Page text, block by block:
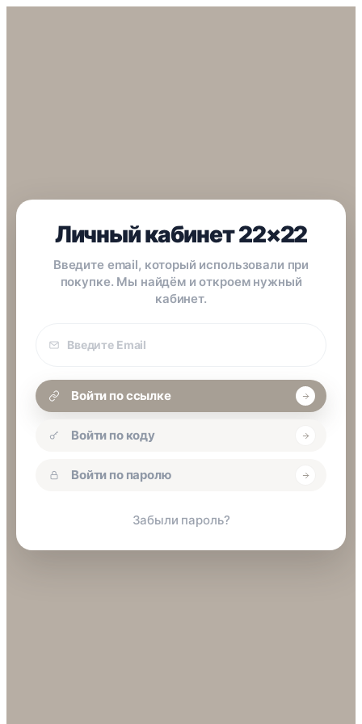
Личный кабинет 22×22
Введите email, который использовали при
покупке. Мы найдём и откроем нужный
кабинет.
покупки
Войти по ссылке
Войти по коду
Войти по паролю
Забыли пароль?